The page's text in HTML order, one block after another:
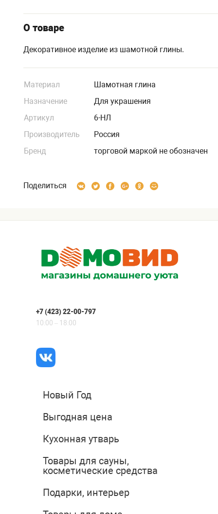
О товаре
Декоративное изделие из шамотной глины.
Материал
Шамотная глина
Назначение
Для украшения
Артикул
6-НЛ
Производитель
Россия
Бренд
торговой маркой не обозначен
Поделиться
+7 (423) 22-00-797
10:00 – 18:00
Новый Год
Выгодная цена
Кухонная утварь
Товары для сауны,
косметические средства
Подарки, интерьер